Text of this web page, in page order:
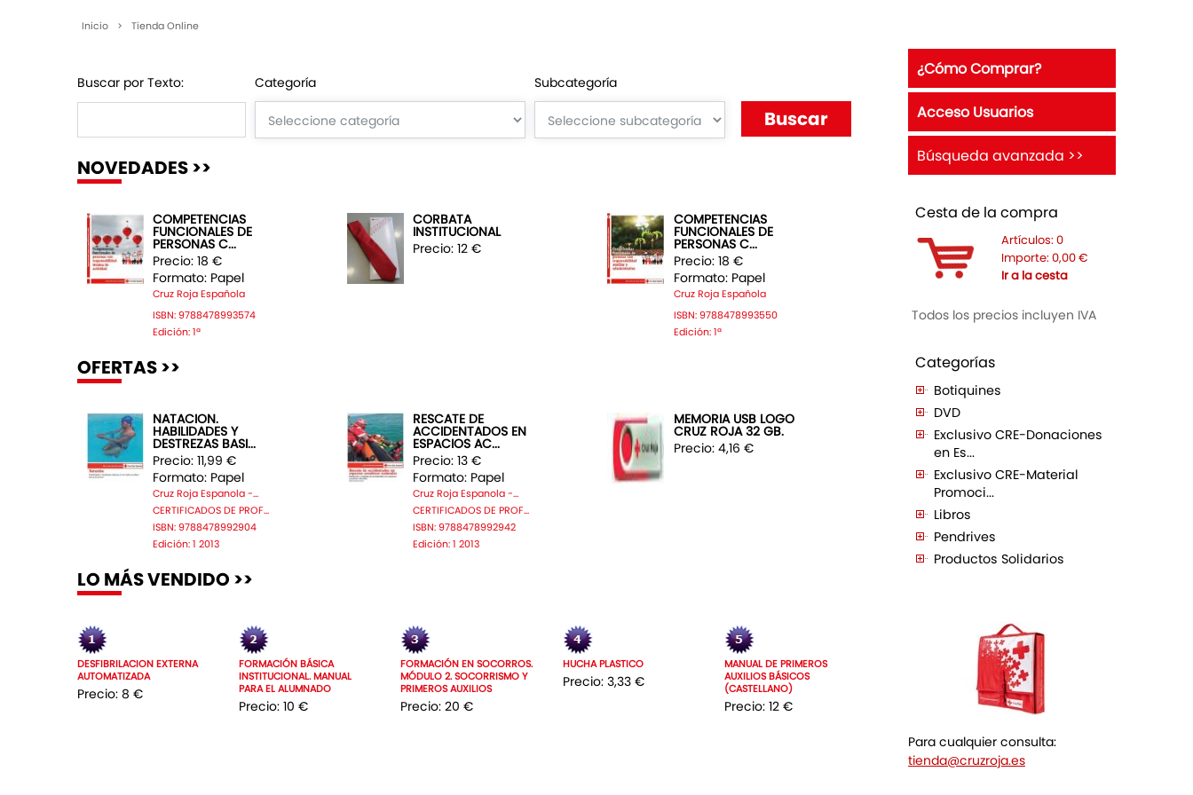
Inicio > Tienda Online
Buscar por Texto: Categoría Subcategoría
NOVEDADES >>
COMPETENCIAS
FUNCIONALES DE
PERSONAS C...
Precio: 18 €
Formato: Papel
Cruz Roja Española
ISBN: 9788478993574
Edición: 1ª
CORBATA
INSTITUCIONAL
Precio: 12 €
COMPETENCIAS
FUNCIONALES DE
PERSONAS C...
Precio: 18 €
Formato: Papel
Cruz Roja Española
ISBN: 9788478993550
Edición: 1ª
OFERTAS >>
NATACION.
HABILIDADES Y
DESTREZAS BASI...
Precio: 11,99 €
Formato: Papel
Cruz Roja Espanola -...
CERTIFICADOS DE PROF...
ISBN: 9788478992904
Edición: 1 2013
RESCATE DE
ACCIDENTADOS EN
ESPACIOS AC...
Precio: 13 €
Formato: Papel
Cruz Roja Espanola -...
CERTIFICADOS DE PROF...
ISBN: 9788478992942
Edición: 1 2013
MEMORIA USB LOGO
CRUZ ROJA 32 GB.
Precio: 4,16 €
LO MÁS VENDIDO >>
DESFIBRILACION EXTERNA
AUTOMATIZADA
Precio: 8 €
FORMACIÓN BÁSICA
INSTITUCIONAL. MANUAL
PARA EL ALUMNADO
Precio: 10 €
FORMACIÓN EN SOCORROS.
MÓDULO 2. SOCORRISMO Y
PRIMEROS AUXILIOS
Precio: 20 €
HUCHA PLASTICO
Precio: 3,33 €
MANUAL DE PRIMEROS
AUXILIOS BÁSICOS
(CASTELLANO)
Precio: 12 €
¿Cómo Comprar?
Acceso Usuarios
Búsqueda avanzada >>
Cesta de la compra
Artículos: 0
Importe: 0,00 €
Ir a la cesta
Todos los precios incluyen IVA
Categorías
Botiquines
DVD
Exclusivo CRE-Donaciones
en Es...
Exclusivo CRE-Material
Promoci...
Libros
Pendrives
Productos Solidarios
Para cualquier consulta:
tienda@cruzroja.es